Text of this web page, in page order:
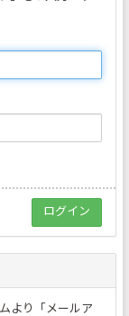
より「メールア